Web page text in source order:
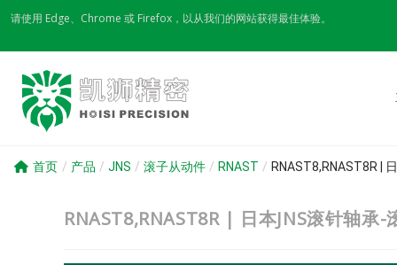
Skip
content
请使用 Edge、Chrome 或 Firefox，以从我们的网站获得最佳体验。
首页 / 产品 / JNS / 滚子从动件 / RNAST / RNAST8,RNAST8R |
RNAST8,RNAST8R | 日本JNS滚针轴承-